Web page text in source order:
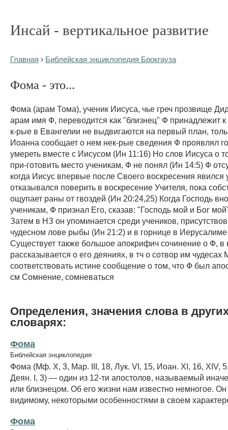
Инсай - вертикальное развитие
Главная › Библейская энциклопедия Брокгауза
Фома - это...
Фома (арам Тома), ученик Иисуса, чье греч прозвище
арам имя Ф, переводится как "близнец" Ф принадлежит к
к-рые в Евангелии не выдвигаются на первый план,
Иоанна сообщает о нем нек-рые сведения Ф проявлял
умереть вместе с Иисусом (Ин 11:16) Но слов Иисуса о
при-готовить место ученикам, Ф не понял (Ин 14:5) Ф
когда Иисус впервые после Своего воскресения явился
отказывался поверить в воскресение Учителя, пока
ощупает раны от гвоздей (Ин 20:24,25) Когда Господь
ученикам, Ф признал Его, сказав: "Господь мой и Бог
Затем в НЗ он упоминается среди учеников,
чудесном лове рыбы (Ин 21:2) и в горнице в
Существует также большое апокрифич сочинение о Ф, в
рассказывается о его деяниях, в тч о сотвор им чудесах
соответствовать истине сообщение о том, что Ф был
см Сомнение, сомневаться
Определения, значения слова в
словарях:
Фома
Библейская энциклопедия
Фома (Мф. X, 3, Мар. III, 18, Лук. VI, 15, Иоан. XI, 16, XIV,
Деян. I, 3) — один из 12-ти апостолов, называемый
или близнецом. Об его жизни нам известно немногое. Он
видимому, некоторыми особенностями в своем
Фома